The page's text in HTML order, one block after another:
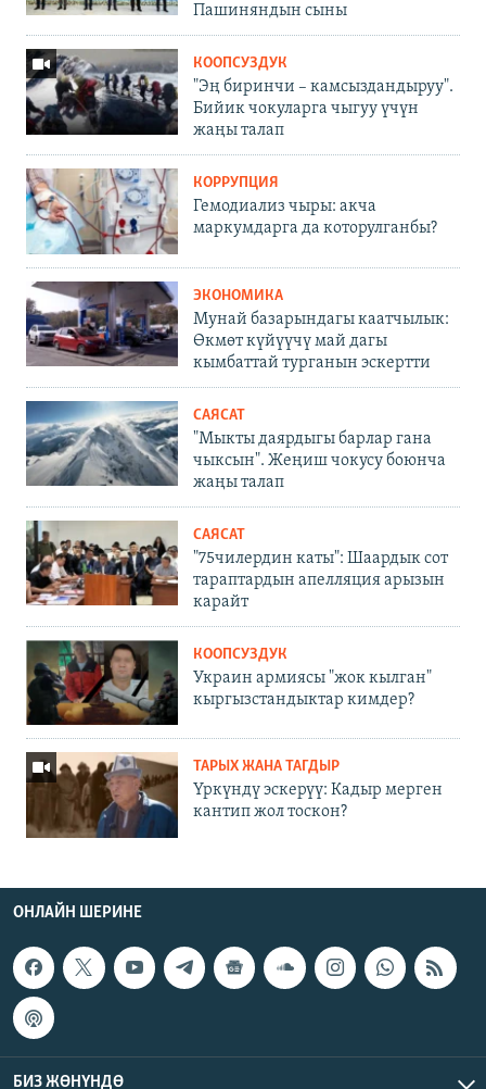
Пашиняндын сыны
КООПСУЗДУК
"Эң биринчи – камсыздандыруу".
Бийик чокуларга чыгуу үчүн
жаңы талап
КОРРУПЦИЯ
Гемодиализ чыры: акча
маркумдарга да которулганбы?
ЭКОНОМИКА
Мунай базарындагы каатчылык:
Өкмөт күйүүчү май дагы
кымбаттай турганын эскертти
САЯСАТ
"Мыкты даярдыгы барлар гана
чыксын". Жеңиш чокусу боюнча
жаңы талап
САЯСАТ
"75чилердин каты": Шаардык сот
тараптардын апелляция арызын
карайт
КООПСУЗДУК
Украин армиясы "жок кылган"
кыргызстандыктар кимдер?
ТАРЫХ ЖАНА ТАГДЫР
Үркүндү эскерүү: Кадыр мерген
кантип жол тоскон?
ОНЛАЙН ШЕРИНЕ
БИЗ ЖӨНҮНДӨ